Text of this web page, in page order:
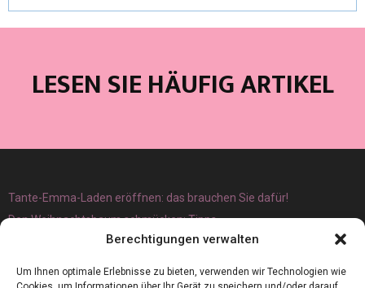
Berechtigungen verwalten
Um Ihnen optimale Erlebnisse zu bieten, verwenden wir Technologien wie
LESEN SIE HÄUFIG ARTIKEL
Tante-Emma-Laden eröffnen: das brauchen Sie dafür!
Den Weihnachtsbaum schmücken: Tipps